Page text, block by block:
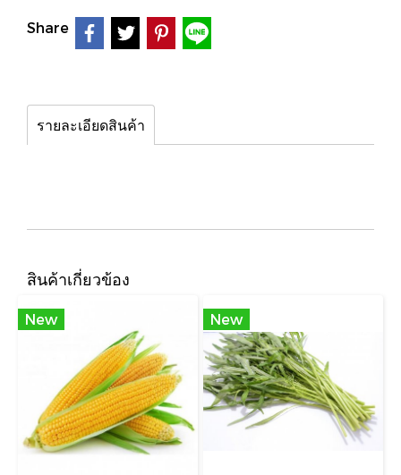
Share
รายละเอียดสินค้า
สินค้าเกี่ยวข้อง
New New